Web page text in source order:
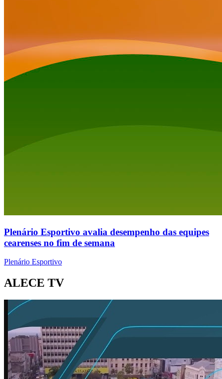
Plenário Esportivo avalia desempenho das equipes
cearenses no fim de semana
Plenário Esportivo
ALECE TV